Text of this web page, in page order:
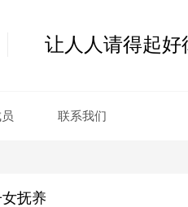
让人人请得起好
联系我们
抚养